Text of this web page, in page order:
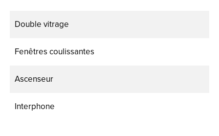
Double vitrage
Fenêtres coulissantes
Ascenseur
Interphone